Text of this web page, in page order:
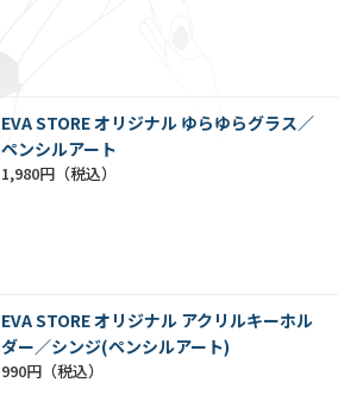
EVA STORE オリジナル ゆらゆらグラス／
ペンシルアート
1,980円
EVA STORE オリジナル アクリルキーホル
ダー／シンジ(ペンシルアート)
990円